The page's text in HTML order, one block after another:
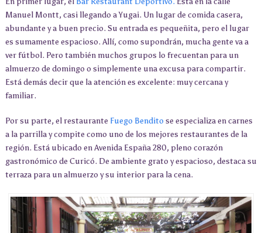
Manuel Montt, casi llegando a Yugai. Un lugar de comida casera,
abundante y a buen precio. Su entrada es pequeñita, pero el lugar
es sumamente espacioso. Allí, como supondrán, mucha gente va a
ver fútbol. Pero también muchos grupos lo frecuentan para un
almuerzo de domingo o simplemente una excusa para compartir.
Está demás decir que la atención es excelente: muy cercana y
familiar.
Por su parte, el restaurante Fuego Bendito se especializa en carnes
a la parrilla y compite como uno de los mejores restaurantes de la
región. Está ubicado enAvenida España 280, pleno corazón
gastronómico de Curicó. De ambiente grato y espacioso, destaca su
terraza para un almuerzo y su interior para la cena.